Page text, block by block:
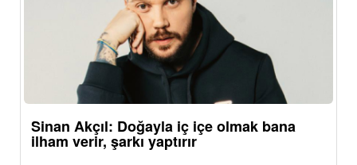
Sinan Akçıl: Doğayla iç içe olmak bana
ilham verir, şarkı yaptırır